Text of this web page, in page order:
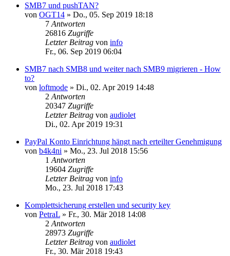
SMB7 und pushTAN?
von OGT14 » Do., 05. Sep 2019 18:18
7 Antworten
26816 Zugriffe
Letzter Beitrag von info
Fr., 06. Sep 2019 06:04
SMB7 nach SMB8 und weiter nach SMB9 migrieren - How
to?
von loftmode » Di., 02. Apr 2019 14:48
2 Antworten
20347 Zugriffe
Letzter Beitrag von audiolet
Di., 02. Apr 2019 19:31
PayPal Konto Einrichtung hängt nach erteilter Genehmigung
von b4k4ni » Mo., 23. Jul 2018 15:56
1 Antworten
19604 Zugriffe
Letzter Beitrag von info
Mo., 23. Jul 2018 17:43
Komplettsicherung erstellen und security key
von PetraL » Fr., 30. Mär 2018 14:08
2 Antworten
28973 Zugriffe
Letzter Beitrag von audiolet
Fr., 30. Mär 2018 19:43